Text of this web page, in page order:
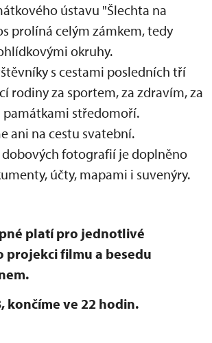
ústavu "Šlechta na
prolíná celým zámkem, tedy
okruhy.
s cestami posledních tří
rodiny za sportem, za zdravím, za
památkami středomoří.
ani na cestu svatební.
dobových fotografií je doplněno
účty, mapami i suvenýry.
platí pro jednotlivé
projekci filmu a besedu
končíme ve 22 hodin.